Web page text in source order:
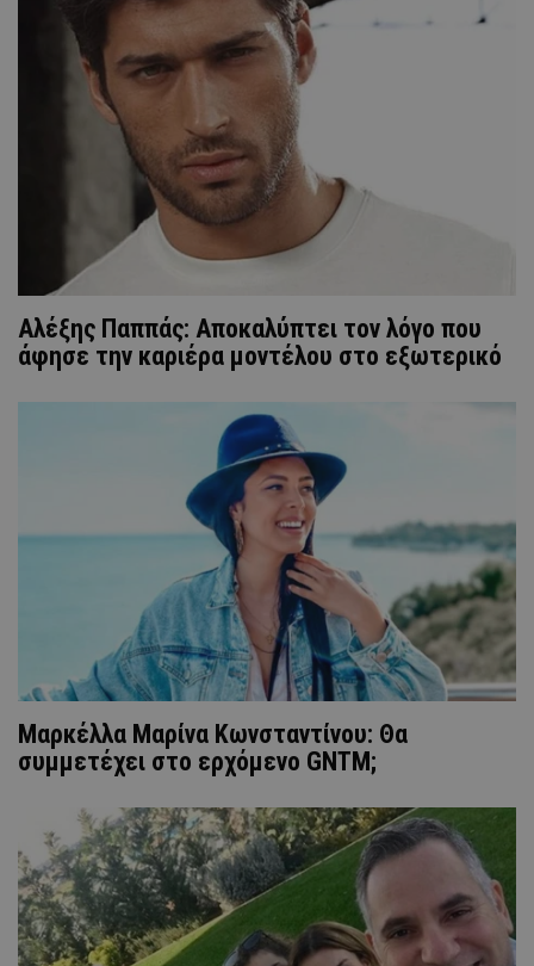
Αλέξης Παππάς: Aποκαλύπτει τον λόγο που
άφησε την καριέρα μοντέλου στο εξωτερικό
Mαρκέλλα Μαρίνα Κωνσταντίνου: Θα
συμμετέχει στο ερχόμενο GNTM;